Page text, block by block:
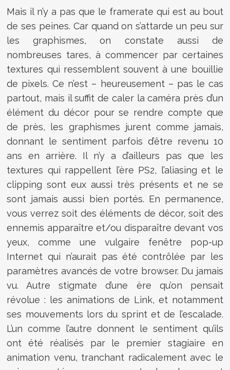
Mais il n’y a pas que le framerate qui est au bout
de ses peines. Car quand on s’attarde un peu sur
les graphismes, on constate aussi de
nombreuses tares, à commencer par certaines
textures qui ressemblent souvent à une bouillie
de pixels. Ce n’est – heureusement – pas le cas
partout, mais il suffit de caler la caméra près d’un
élément du décor pour se rendre compte que
de près, les graphismes jurent comme jamais,
donnant le sentiment parfois d’être revenu 10
ans en arrière. Il n’y a d’ailleurs pas que les
textures qui rappellent l’ère PS2, l’aliasing et le
clipping sont eux aussi très présents et ne se
sont jamais aussi bien portés. En permanence,
vous verrez soit des éléments de décor, soit des
ennemis apparaître et/ou disparaître devant vos
yeux, comme une vulgaire fenêtre pop-up
Internet qui n’aurait pas été contrôlée par les
paramètres avancés de votre browser. Du jamais
vu. Autre stigmate d’une ère qu’on pensait
révolue : les animations de Link, et notamment
ses mouvements lors du sprint et de l’escalade.
L’un comme l’autre donnent le sentiment qu’ils
ont été réalisés par le premier stagiaire en
animation venu, tranchant radicalement avec le